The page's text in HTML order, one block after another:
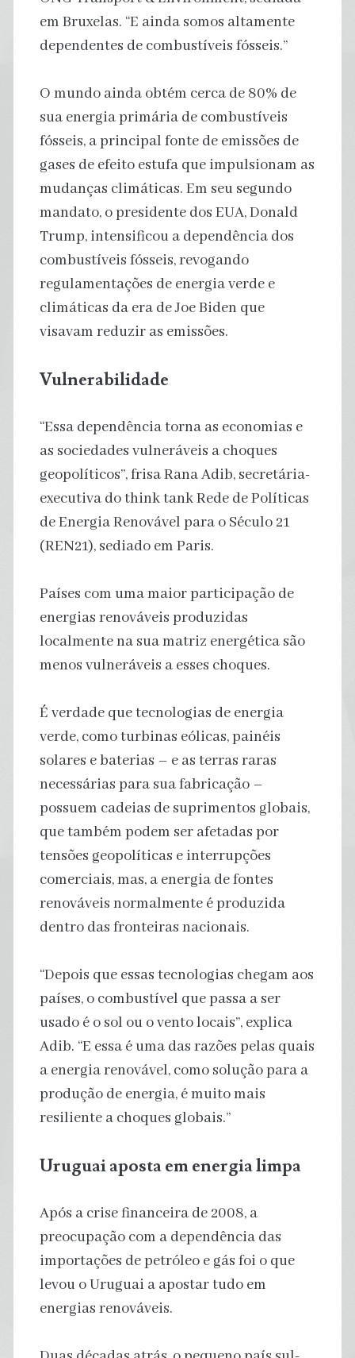
em Bruxelas. “E ainda somos altamente
dependentes de combustíveis fósseis.”
O mundo ainda obtém cerca de 80% de
sua energia primária de combustíveis
fósseis, a principal fonte de emissões de
gases de efeito estufa que impulsionam as
mudanças climáticas. Em seu segundo
mandato, o presidente dos EUA, Donald
Trump, intensificou a dependência dos
combustíveis fósseis, revogando
regulamentações de energia verde e
climáticas da era de Joe Biden que
visavam reduzir as emissões.
Vulnerabilidade
“Essa dependência torna as economias e
as sociedades vulneráveis ​​a choques
geopolíticos”, frisa Rana Adib, secretária-
executiva do think tank Rede de Políticas
de Energia Renovável para o Século 21
(REN21), sediado em Paris.
Países com uma maior participação de
energias renováveis ​​produzidas
localmente na sua matriz energética são
menos vulneráveis ​​a esses choques.
É verdade que tecnologias de energia
verde, como turbinas eólicas, painéis
solares e baterias – e as terras raras
necessárias para sua fabricação –
possuem cadeias de suprimentos globais,
que também podem ser afetadas por
tensões geopolíticas e interrupções
comerciais, mas, a energia de fontes
renováveis ​​normalmente é produzida
dentro das fronteiras nacionais.
“Depois que essas tecnologias chegam aos
países, o combustível que passa a ser
usado é o sol ou o vento locais”, explica
Adib. “E essa é uma das razões pelas quais
a energia renovável, como solução para a
produção de energia, é muito mais
resiliente a choques globais.”
Uruguai aposta em energia limpa
Após a crise financeira de 2008, a
preocupação com a dependência das
importações de petróleo e gás foi o que
levou o Uruguai a apostar tudo em
energias renováveis.